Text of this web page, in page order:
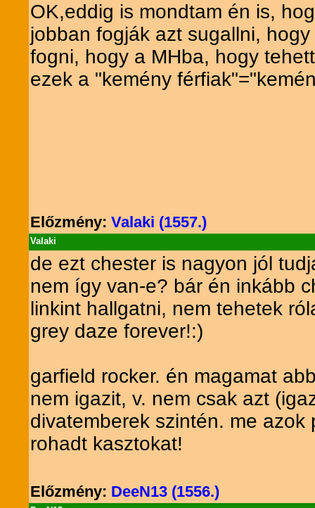
OK,eddig is mondtam én is,
jobban fogják azt sugallni,
fogni, hogy a MHba, hogy
ezek a "kemény
Előzmény:Valaki (1557.)
Valaki
de ezt chester is nagyon jól
nem így van-e? bár én inkább
linkint hallgatni, nem tehetek
grey daze forever!:)
garfield rocker. én magamat
nem igazit, v. nem csak azt
divatemberek szintén. me
rohadt kasztokat!
Előzmény: DeeN13 (1556.)